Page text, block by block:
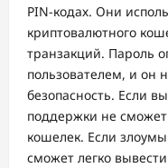
PIN-кодах. Они
криптовалютного
транзакций. Пароль
пользователем, и он
безопасность. Если
поддержки не
кошелек. Если
сможет легко